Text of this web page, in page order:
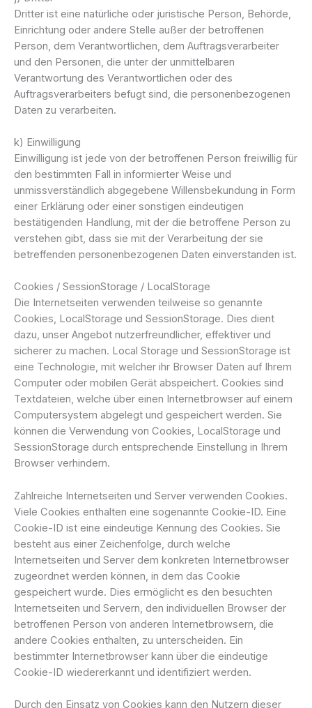
Dritter ist eine natürliche oder juristische Person, Behörde,
Einrichtung oder andere Stelle außer der betroffenen
Person, dem Verantwortlichen, dem Auftragsverarbeiter
und den Personen, die unter der unmittelbaren
Verantwortung des Verantwortlichen oder des
Auftragsverarbeiters befugt sind, die personenbezogenen
Daten zu verarbeiten.
k) Einwilligung
Einwilligung ist jede von der betroffenen Person freiwillig für
den bestimmten Fall in informierter Weise und
unmissverständlich abgegebene Willensbekundung in Form
einer Erklärung oder einer sonstigen eindeutigen
bestätigenden Handlung, mit der die betroffene Person zu
verstehen gibt, dass sie mit der Verarbeitung der sie
betreffenden personenbezogenen Daten einverstanden ist.
Cookies / SessionStorage / LocalStorage
Die Internetseiten verwenden teilweise so genannte
Cookies, LocalStorage und SessionStorage. Dies dient
dazu, unser Angebot nutzerfreundlicher, effektiver und
sicherer zu machen. Local Storage und SessionStorage ist
eine Technologie, mit welcher ihr Browser Daten auf Ihrem
Computer oder mobilen Gerät abspeichert. Cookies sind
Textdateien, welche über einen Internetbrowser auf einem
Computersystem abgelegt und gespeichert werden. Sie
können die Verwendung von Cookies, LocalStorage und
SessionStorage durch entsprechende Einstellung in Ihrem
Browser verhindern.
Zahlreiche Internetseiten und Server verwenden Cookies.
Viele Cookies enthalten eine sogenannte Cookie-ID. Eine
Cookie-ID ist eine eindeutige Kennung des Cookies. Sie
besteht aus einer Zeichenfolge, durch welche
Internetseiten und Server dem konkreten Internetbrowser
zugeordnet werden können, in dem das Cookie
gespeichert wurde. Dies ermöglicht es den besuchten
Internetseiten und Servern, den individuellen Browser der
betroffenen Person von anderen Internetbrowsern, die
andere Cookies enthalten, zu unterscheiden. Ein
bestimmter Internetbrowser kann über die eindeutige
Cookie-ID wiedererkannt und identifiziert werden.
Durch den Einsatz von Cookies kann den Nutzern dieser